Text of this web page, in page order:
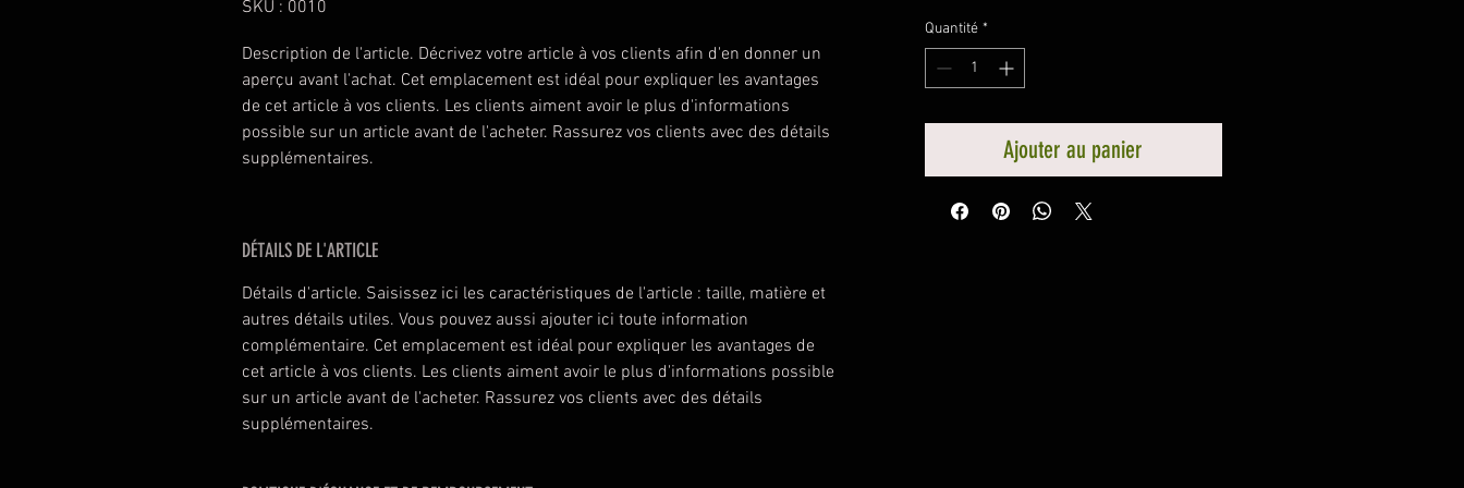
SKU : 0010
Description de l'article. Décrivez votre article à vos clients afin d'en donner un
aperçu avant l'achat. Cet emplacement est idéal pour expliquer les avantages
de cet article à vos clients. Les clients aiment avoir le plus d'informations
possible sur un article avant de l'acheter. Rassurez vos clients avec des détails
supplémentaires.
DÉTAILS DE L'ARTICLE
Détails d'article. Saisissez ici les caractéristiques de l'article : taille, matière et
autres détails utiles. Vous pouvez aussi ajouter ici toute information
complémentaire. Cet emplacement est idéal pour expliquer les avantages de
cet article à vos clients. Les clients aiment avoir le plus d'informations possible
sur un article avant de l'acheter. Rassurez vos clients avec des détails
supplémentaires.
Quantité *
Ajouter au panier